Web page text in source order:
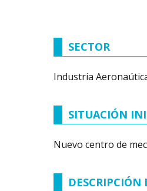
SECTOR
Industria
SITUACIÓN
Nuevo centro de